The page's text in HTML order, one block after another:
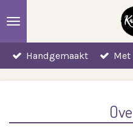
hoofdinhoud
Handgemaakt